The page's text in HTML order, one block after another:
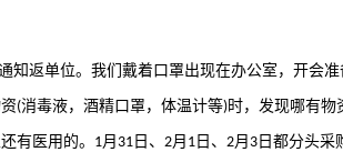
知返单位。我们戴着口罩出现在办公室，开会
(消毒液，酒精口罩，体温计等)时，发现哪有物
有医用的。 1月 31 日、 2月 1 日、 2月 3 日都分头采